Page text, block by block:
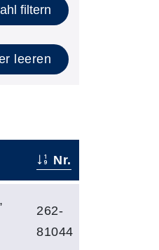
filtern
leeren
Nr.
262-
81044